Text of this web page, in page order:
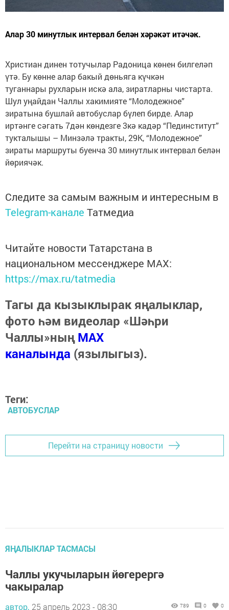
Алар 30 минутлык интервал белән хәрәкәт итәчәк.
Христиан динен тотучылар Радоница көнен билгеләп
үтә. Бу көнне алар бакый дөньяга күчкән
туганнары рухларын искә ала, зиратларны чистарта.
Шул уңайдан Чаллы хакимияте “Молодежное”
зиратына бушлай автобуслар бүлеп бирде. Алар
иртәнге сәгать 7дән көндезге 3кә кадәр “Пединститут”
тукталышы – Минзәлә тракты, 29К, “Молодежное”
зираты маршруты буенча 30 минутлык интервал белән
йөриячәк.
Следите за самым важным и интересным в
Telegram-канале Татмедиа
Читайте новости Татарстана в
национальном мессенджере MАХ:
https://max.ru/tatmedia
Тагы да кызыклырак яңалыклар,
фото һәм видеолар «Шәһри
Чаллы»ныңMAX
каналында (язылыгыз).
Теги:
АВТОБУСЛАР
Перейти на страницу новости
ЯҢАЛЫКЛАР ТАСМАСЫ
Чаллы укучыларын йөгерергә
чакыралар
автор, 25 апрель 2023 - 08:30 789 0 0